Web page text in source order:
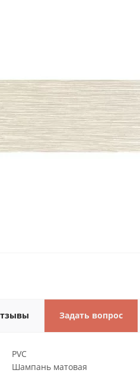
Задать вопрос
PVC
Шампань матовая